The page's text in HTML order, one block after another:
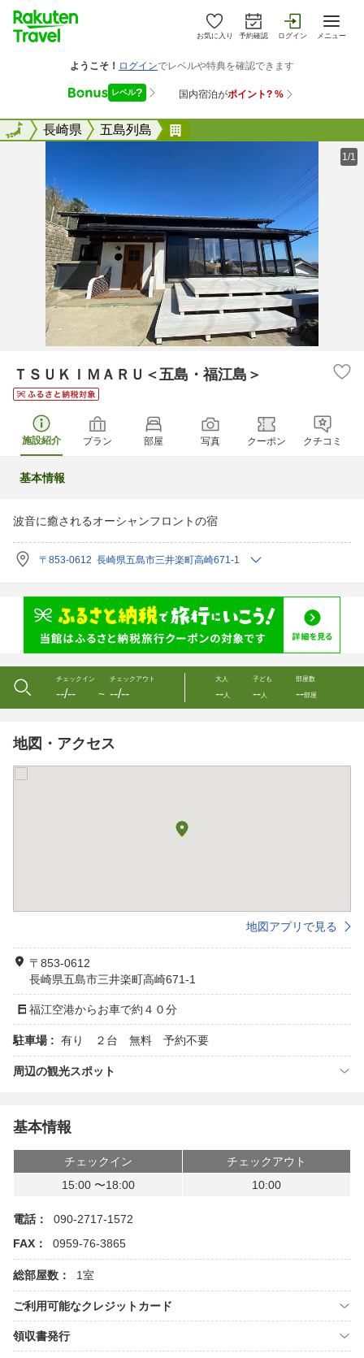
お気に入り 予約確認 ログイン メニュー
全国長崎県 五島列島
全国
1/1
ＴＳＵＫＩＭＡＲＵ＜五島・福江島＞
施設紹介 プラン 部屋 写真 クーポン クチコミ
基本情報
波音に癒されるオーシャンフロントの宿
〒853-0612 長崎県五島市三井楽町高崎671-1
チェックイン
--/-- 〜
チェックアウト
--/--
大人
--人
子ども
--人
部屋数
--部屋
地図・アクセス
地図アプリで見る
〒853-0612
長崎県五島市三井楽町高崎671-1
福江空港からお車で約４０分
駐車場 : 有り ２台 無料 予約不要
周辺の観光スポット
基本情報
チェックイン
チェックアウト
15:00 〜18:00
10:00
電話：
090-2717-1572
FAX：
0959-76-3865
総部屋数： 1室
ご利用可能なクレジットカード
領収書発行